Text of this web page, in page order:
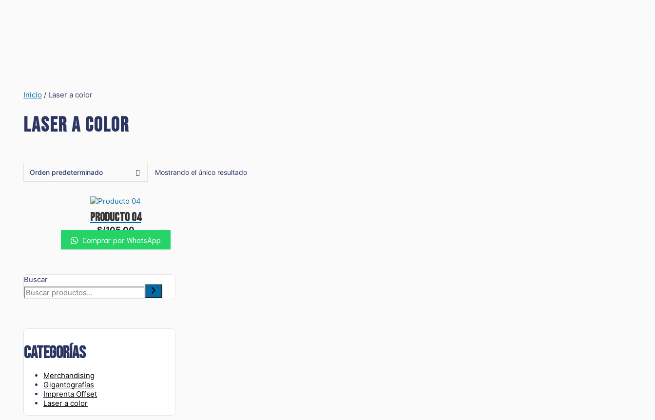
Inicio / Laser a color
Laser a color
Mostrando el único resultado
Producto 04
S/105.00
Comprar por WhatsApp
Buscar
categorías
Merchandising
Gigantografías
Imprenta Offset
Laser a color